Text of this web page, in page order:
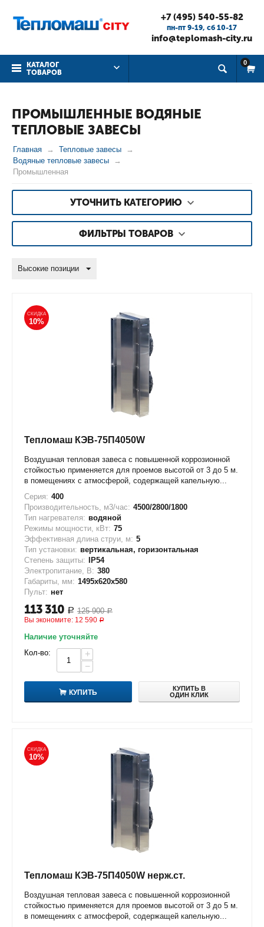
+7 (495) 540-55-82
пн-пт 9-19, cб 10-17
info@teplomash-city.ru
КАТАЛОГ
ТОВАРОВ
0
ПРОМЫШЛЕННЫЕ ВОДЯНЫЕ
ТЕПЛОВЫЕ ЗАВЕСЫ
Главная
Тепловые завесы
Водяные тепловые завесы
Промышленная
УТОЧНИТЬ КАТЕГОРИЮ
ФИЛЬТРЫ ТОВАРОВ
Высокие позиции
СКИДКА
10%
Тепломаш КЭВ-75П4050W
Воздушная тепловая завеса с повышенной коррозионной
стойкостью применяется для проемов высотой от 3 до 5 м.
в помещениях с атмосферой, содержащей капельную...
Серия: 400
Производительность, м3/час: 4500/2800/1800
Тип нагревателя: водяной
Режимы мощности, кВт: 75
Эффективная длина струи, м: 5
Тип установки: вертикальная, горизонтальная
Степень защиты:
IP54
Электропитание, В: 380
Габариты, мм: 1495х620х580
Пульт: нет
113 310 Р 125 900 Р
Вы экономите: 12 590 Р
Наличие уточняйте
Кол-во:
+
−
КУПИТЬ
КУПИТЬ В
ОДИН КЛИК
СКИДКА
10%
Тепломаш КЭВ-75П4050W нерж.ст.
Воздушная тепловая завеса с повышенной коррозионной
стойкостью применяется для проемов высотой от 3 до 5 м.
в помещениях с атмосферой, содержащей капельную...